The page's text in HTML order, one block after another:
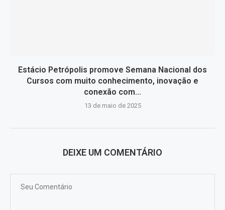
Estácio Petrópolis promove Semana Nacional dos
Cursos com muito conhecimento, inovação e
conexão com...
13 de maio de 2025
DEIXE UM COMENTÁRIO